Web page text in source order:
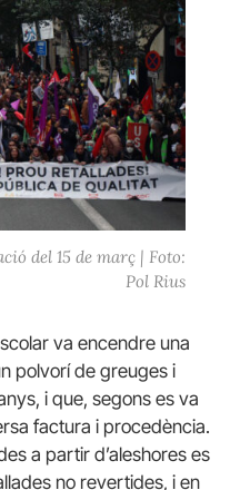
del 15 de març | Foto:
Pol Rius
va encendre una
polvorí de greuges i
i que, segons es va
factura i procedència.
a partir d’aleshores es
no revertides, i en